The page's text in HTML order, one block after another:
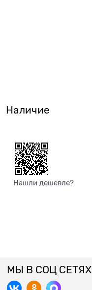
Наличие
Нашли дешевле?
МЫ В СОЦ СЕТЯХ